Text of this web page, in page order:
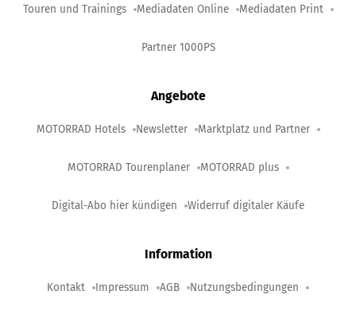
Touren und Trainings Mediadaten Online Mediadaten Print
Partner 1000PS
Angebote
MOTORRAD Hotels Newsletter Marktplatz und Partner
MOTORRAD Tourenplaner MOTORRAD plus
Digital-Abo hier kündigen Widerruf digitaler Käufe
Information
Kontakt Impressum AGB Nutzungsbedingungen